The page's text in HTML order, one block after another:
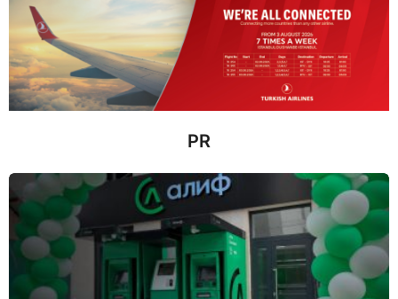
о
в
н
а
з
PR